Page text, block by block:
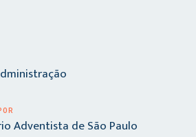
Adventista de São Paulo